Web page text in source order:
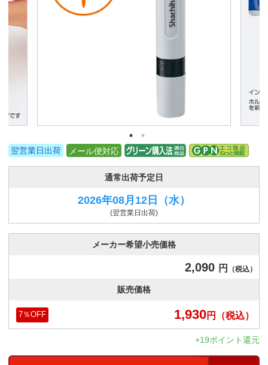
翌営業日出荷 メール便対応
通常出荷予定日
2026年08月12日 （水）
(翌営業日出荷)
メーカー希望小売価格
2,090 円 （税込）
販売価格
1,930円 （税込）
7％OFF
+19ポイント還元